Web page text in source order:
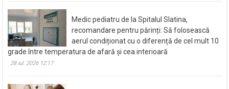
Medic pediatru de la Spitalul Slatina,
recomandare pentru părinți: Să folosească
aerul condiționat cu o diferență de cel mult 10
grade între temperatura de afară și cea interioară
28 iul. 2026 12:17